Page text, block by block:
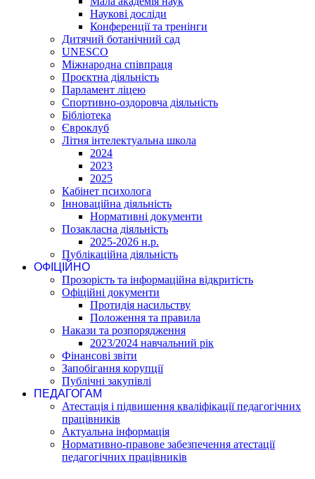
Наукові досліди
Конференції та тренінги
Дитячий ботанічний сад
UNESCO
Міжнародна співпраця
Проєктна діяльність
Парламент ліцею
Спортивно-оздоровча діяльність
Бібліотека
Євроклуб
Літня інтелектуальна школа
2024
2023
2025
Кабінет психолога
Інноваційна діяльність
Нормативні документи
Позакласна діяльність
2025-2026 н.р.
Публікаційна діяльність
ОФІЦІЙНО
Прозорість та інформаційна відкритість
Офіційні документи
Протидія насильству
Положення та правила
Накази та розпорядження
2023/2024 навчальний рік
Фінансові звіти
Запобігання корупції
Публічні закупівлі
ПЕДАГОГАМ
Атестація і підвишення кваліфікації педагогічних
працівників
Актуальна інформація
Нормативно-правове забезпечення атестації
педагогічних працівників